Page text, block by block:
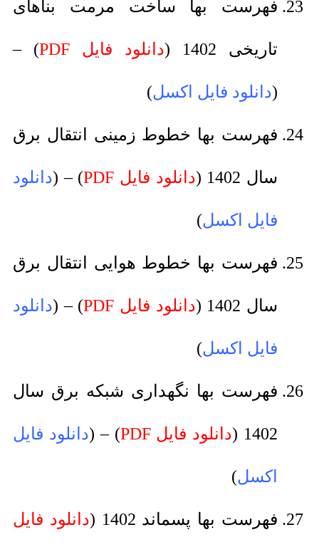
فهرست بها ساخت مرمت بناهای
تاریخی 1402 ( دانلود فایل PDF ) –
(دانلود فایل اکسل)
فهرست بها خطوط زمینی انتقال برق
سال 1402 ( دانلود فایل PDF ) – (دانلود
فایل اکسل)
فهرست بها خطوط هوایی انتقال برق
سال 1402 ( دانلود فایل PDF ) – (دانلود
فایل اکسل)
فهرست بها نگهداری شبکه برق سال
1402 ( دانلود فایل PDF ) – (دانلود فایل
اکسل)
فهرست بها پسماند 1402 ( دانلود فایل